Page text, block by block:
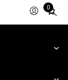
0
Total